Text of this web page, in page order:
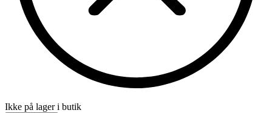
Ikke på lager i butik